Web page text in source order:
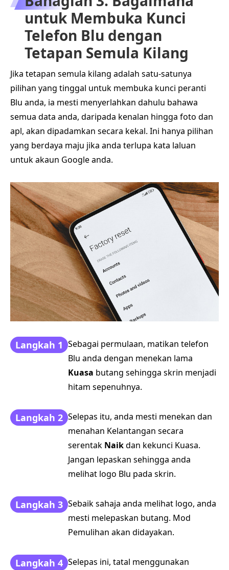
untuk Membuka Kunci
Telefon Blu dengan
Tetapan Semula Kilang
Jika tetapan semula kilang adalah satu-satunya
pilihan yang tinggal untuk membuka kunci peranti
Blu anda, ia mesti menyerlahkan dahulu bahawa
semua data anda, daripada kenalan hingga foto dan
apl, akan dipadamkan secara kekal. Ini hanya pilihan
yang berdaya maju jika anda terlupa kata laluan
untuk akaun Google anda.
Langkah 1 Sebagai permulaan, matikan telefon
Blu anda dengan menekan lama
Kuasa butang sehingga skrin menjadi
hitam sepenuhnya.
Langkah 2 Selepas itu, anda mesti menekan dan
menahan Kelantangan secara
serentak Naikdan kekunci Kuasa.
Jangan lepaskan sehingga anda
melihat logo Blu pada skrin.
Langkah 3 Sebaik sahaja anda melihat logo, anda
mesti melepaskan butang. Mod
Pemulihan akan didayakan.
Langkah 4 Selepas ini, tatal menggunakan